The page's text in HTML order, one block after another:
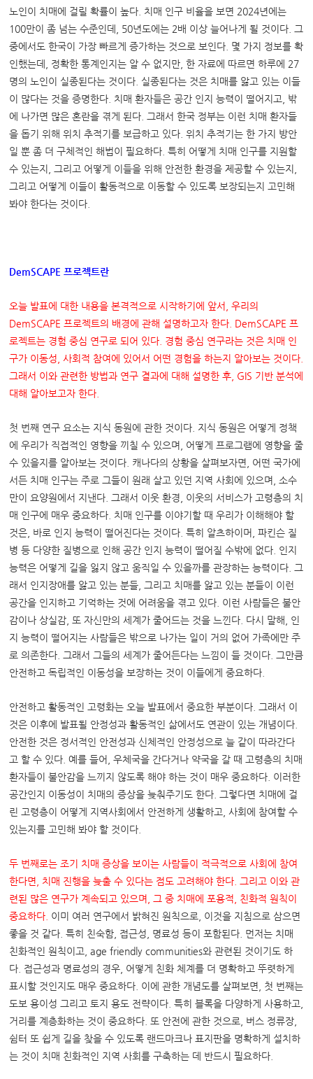
노인이 치매에 걸릴 확률이 높다. 치매 인구 비율을 보면 2024년에는
100만이 좀 넘는 수준인데, 50년도에는 2배 이상 늘어나게 될 것이다. 그
중에서도 한국이 가장 빠르게 증가하는 것으로 보인다. 몇 가지 정보를 확
인했는데, 정확한 통계인지는 알 수 없지만, 한 자료에 따르면 하루에 27
명의 노인이 실종된다는 것이다. 실종된다는 것은 치매를 앓고 있는 이들
이 많다는 것을 증명한다. 치매 환자들은 공간 인지 능력이 떨어지고, 밖
에 나가면 많은 혼란을 겪게 된다. 그래서 한국 정부는 이런 치매 환자들
을 돕기 위해 위치 추적기를 보급하고 있다. 위치 추적기는 한 가지 방안
일 뿐 좀 더 구체적인 해법이 필요하다. 특히 어떻게 치매 인구를 지원할
수 있는지, 그리고 어떻게 이들을 위해 안전한 환경을 제공할 수 있는지,
그리고 어떻게 이들이 활동적으로 이동할 수 있도록 보장되는지 고민해
봐야 한다는 것이다.
DemSCAPE 프로젝트란
오늘 발표에 대한 내용을 본격적으로 시작하기에 앞서 ,우리의
DemSCAPE 프로젝트의 배경에 관해 설명하고자 한다 . DemSCAPE 프
로젝트는 경험 중심 연구로 되어 있다 경험 중심 연구라는 것은 치매 인
구가 이동성 ,사회적 참여에 있어서 어떤 경험을 하는지 알아보는 것이다
그래서 이와 관련한 방법과 연구 결과에 대해 설명한 후 , GIS 기반 분석에
대해 알아보고자 한다
첫 번째 연구 요소는 지식 동원에 관한 것이다. 지식 동원은 어떻게 정책
에 우리가 직접적인 영향을 끼칠 수 있으며, 어떻게 프로그램에 영향을 줄
수 있을지를 알아보는 것이다. 캐나다의 상황을 살펴보자면, 어떤 국가에
서든 치매 인구는 주로 그들이 원래 살고 있던 지역 사회에 있으며, 소수
만이 요양원에서 지낸다. 그래서 이웃 환경, 이웃의 서비스가 고령층의 치
매 인구에 매우 중요하다. 치매 인구를 이야기할 때 우리가 이해해야 할
것은, 바로 인지 능력이 떨어진다는 것이다. 특히 알츠하이머, 파킨슨 질
병 등 다양한 질병으로 인해 공간 인지 능력이 떨어질 수밖에 없다. 인지
능력은 어떻게 길을 잃지 않고 움직일 수 있을까를 관장하는 능력이다. 그
래서 인지장애를 앓고 있는 분들, 그리고 치매를 앓고 있는 분들이 이런
공간을 인지하고 기억하는 것에 어려움을 겪고 있다. 이런 사람들은 불안
감이나 상실감, 또 자신만의 세계가 줄어드는 것을 느낀다. 다시 말해, 인
지 능력이 떨어지는 사람들은 밖으로 나가는 일이 거의 없어 가족에만 주
로 의존한다. 그래서 그들의 세계가 줄어든다는 느낌이 들 것이다. 그만큼
안전하고 독립적인 이동성을 보장하는 것이 이들에게 중요하다.
안전하고 활동적인 고령화는 오늘 발표에서 중요한 부분이다. 그래서 이
것은 이후에 발표될 안정성과 활동적인 삶에서도 연관이 있는 개념이다.
안전한 것은 정서적인 안전성과 신체적인 안정성으로 늘 같이 따라간다
고 할 수 있다. 예를 들어, 우체국을 간다거나 약국을 갈 때 고령층의 치매
환자들이 불안감을 느끼지 않도록 해야 하는 것이 매우 중요하다. 이러한
공간인지 이동성이 치매의 증상을 늦춰주기도 한다. 그렇다면 치매에 걸
린 고령층이 어떻게 지역사회에서 안전하게 생활하고, 사회에 참여할 수
있는지를 고민해 봐야 할 것이다.
두 번째로는 조기 치매 증상을 보이는 사람들이 적극적으로 사회에 참여
한다면
치매 진행을 늦출 수 있다는 점도 고려해야 한다
그리고 이와 관
련된 많은 연구가 계속되고 있으며
그 중 치매에 포용적
친화적 원칙이
중요하다 이미 여러 연구에서 밝혀진 원칙으로, 이것을 지침으로 삼으면
좋을 것 같다. 특히 친숙함, 접근성, 명료성 등이 포함된다. 먼저는 치매
친화적인 원칙이고, age friendly communities와 관련된 것이기도 하
다. 접근성과 명료성의 경우, 어떻게 친화 체계를 더 명확하고 뚜렷하게
표시할 것인지도 매우 중요하다. 이에 관한 개념도를 살펴보면, 첫 번째는
도보 용이성 그리고 토지 용도 전략이다. 특히 블록을 다양하게 사용하고,
거리를 계층화하는 것이 중요하다. 또 안전에 관한 것으로, 버스 정류장,
쉼터 또 쉽게 길을 찾을 수 있도록 랜드마크나 표지판을 명확하게 설치하
는 것이 치매 친화적인 지역 사회를 구축하는 데 반드시 필요하다.